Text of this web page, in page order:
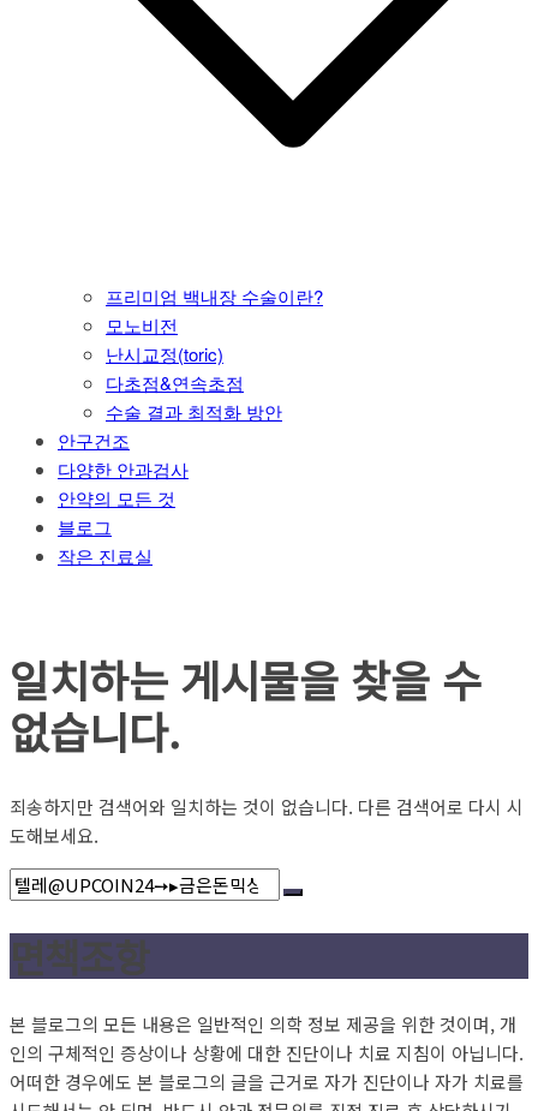
프리미엄 백내장 수술이란?
모노비전
난시교정(toric)
다초점&연속초점
수술 결과 최적화 방안
안구건조
다양한 안과검사
안약의 모든 것
블로그
작은 진료실
일치하는 게시물을 찾을 수
없습니다.
죄송하지만 검색어와 일치하는 것이 없습니다. 다른 검색어로 다시 시
도해보세요.
면책조항
본 블로그의 모든 내용은 일반적인 의학 정보 제공을 위한 것이며, 개
인의 구체적인 증상이나 상황에 대한 진단이나 치료 지침이 아닙니다.
어떠한 경우에도 본 블로그의 글을 근거로 자가 진단이나 자가 치료를